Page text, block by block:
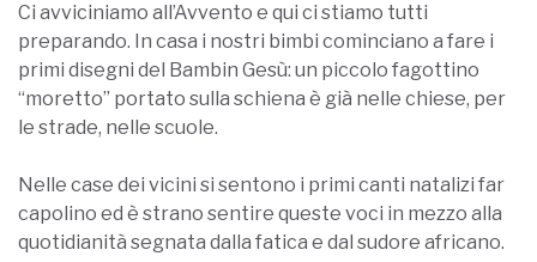
Ci avviciniamo all’Avvento e qui ci stiamo tutti
preparando. In casa i nostri bimbi cominciano a fare i
primi disegni del Bambin Gesù: un piccolo fagottino
“moretto” portato sulla schiena è già nelle chiese, per
le strade, nelle scuole.
Nelle case dei vicini si sentono i primi canti natalizi far
capolino ed è strano sentire queste voci in mezzo alla
quotidianità segnata dalla fatica e dal sudore africano.